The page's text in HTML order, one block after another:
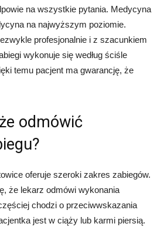
na wszystkie pytania. Medycyna
na najwyższym poziomie.
profesjonalnie i z szacunkiem
wykonuje się według ściśle
temu pacjent ma gwarancję, że
odmówić
oferuje szeroki zakres zabiegów.
że lekarz odmówi wykonania
chodzi o przeciwwskazania
jest w ciąży lub karmi piersią.